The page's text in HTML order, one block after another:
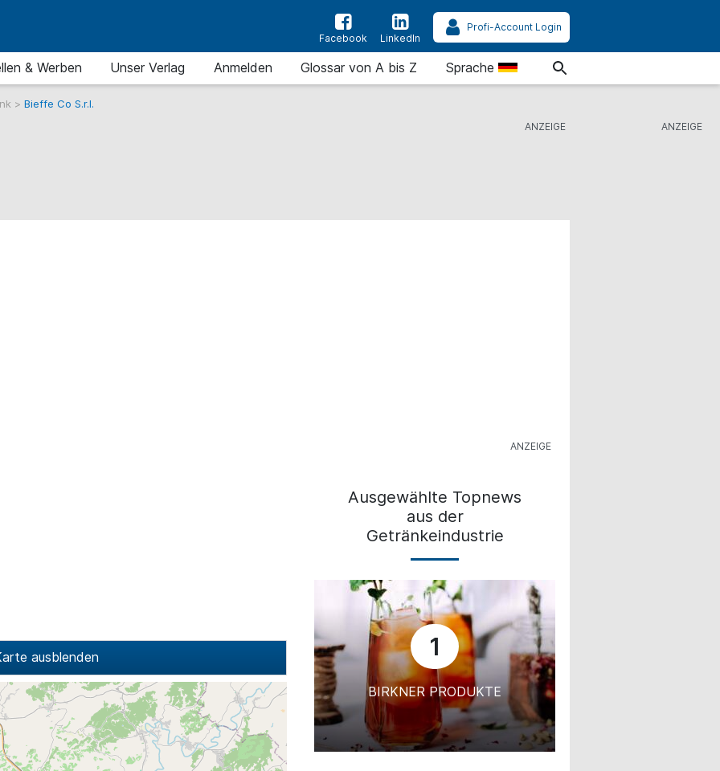
Facebook LinkedIn
Profi-Account Login
& Werben Unser Verlag Anmelden Glossar von A bis Z Sprache
> Bieffe Co S.r.l.
ausblenden
Ausgewählte Topnews
aus der
Getränkeindustrie
1
BIRKNER PRODUKTE